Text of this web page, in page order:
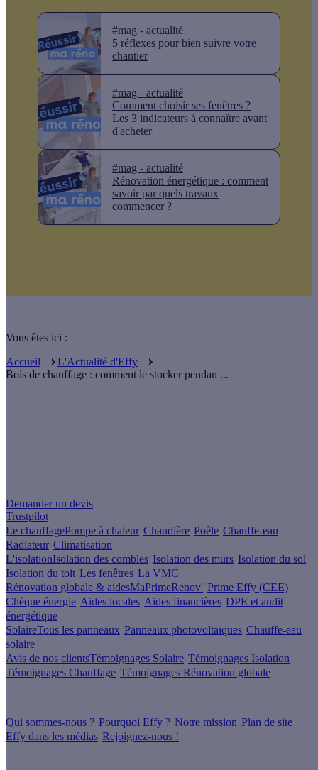
#mag - actualité
5 réflexes pour bien suivre votre
chantier
#mag - actualité
Comment choisir ses fenêtres ?
Les 3 indicateurs à connaître avant
d'acheter
#mag - actualité
Rénovation énergétique : comment
savoir par quels travaux
commencer ?
Vous êtes ici :
Accueil
L'Actualité d'Effy
Bois de chauffage : comment le stocker pendan ...
Demander un devis
Trustpilot
Le chauffagePompe à chaleur Chaudière Poêle Chauffe-eau
Radiateur Climatisation
L'isolationIsolation des combles Isolation des murs Isolation du sol
Isolation du toit Les fenêtres La VMC
Rénovation globale & aidesMaPrimeRenov' Prime Effy (CEE)
Chèque énergie Aides locales Aides financières DPE et audit
énergétique
SolaireTous les panneaux Panneaux photovoltaïques Chauffe-eau
solaire
Avis de nos clientsTémoignages Solaire Témoignages Isolation
Témoignages Chauffage Témoignages Rénovation globale
Qui sommes-nous ? Pourquoi Effy ? Notre mission Plan de site
Effy dans les médias Rejoignez-nous !